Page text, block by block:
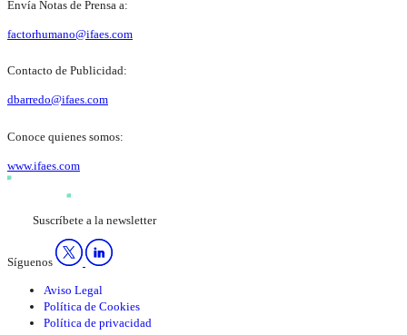
Envía Notas de Prensa a:
factorhumano@ifaes.com
Contacto de Publicidad:
dbarredo@ifaes.com
Conoce quienes somos:
www.ifaes.com
Suscríbete a la newsletter
Síguenos
Aviso Legal
Política de Cookies
Política de privacidad